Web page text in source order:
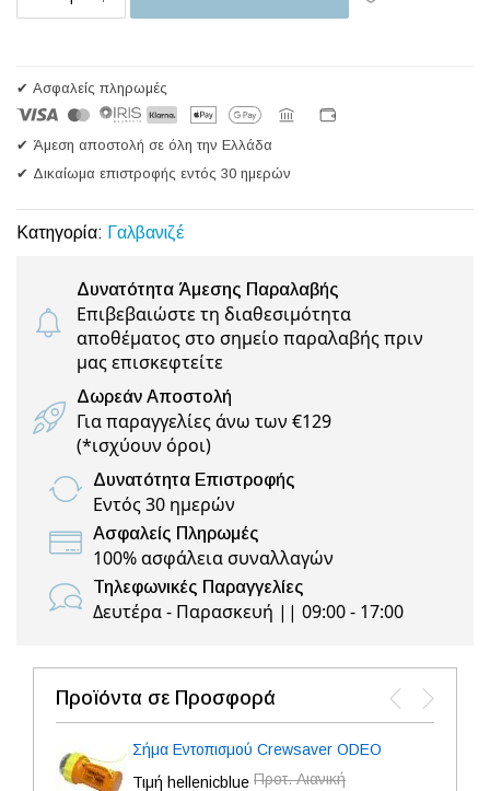
✔ Ασφαλείς πληρωμές
✔ Άμεση αποστολή σε όλη την Ελλάδα
✔ Δικαίωμα επιστροφής εντός 30 ημερών
Κατηγορία: Γαλβανιζέ
Δυνατότητα Άμεσης Παραλαβής
Επιβεβαιώστε τη διαθεσιμότητα
αποθέματος στο σημείο παραλαβής πριν
μας επισκεφτείτε
Δωρεάν Αποστολή
Για παραγγελίες άνω των €129
(*ισχύουν όροι)
Δυνατότητα Επιστροφής
Εντός 30 ημερών
Ασφαλείς Πληρωμές
100% ασφάλεια συναλλαγών
Τηλεφωνικές Παραγγελίες
Δευτέρα - Παρασκευή || 09:00 - 17:00
Προϊόντα σε Προσφορά
Σήμα Εντοπισμού Crewsaver ODEO
Τιμή hellenicblue Προτ. Λιανική